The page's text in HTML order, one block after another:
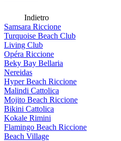
Indietro
Samsara Riccione
Turquoise Beach Club
Living Club
Opéra Riccione
Beky Bay Bellaria
Nereidas
Hyper Beach Riccione
Malindi Cattolica
Mojito Beach Riccione
Bikini Cattolica
Kokale Rimini
Flamingo Beach Riccione
Beach Village